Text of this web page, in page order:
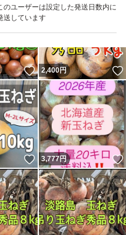
のユーザーは設定した発送日数内に
送しています
いいね！
2,400円
いいね！
3,777円